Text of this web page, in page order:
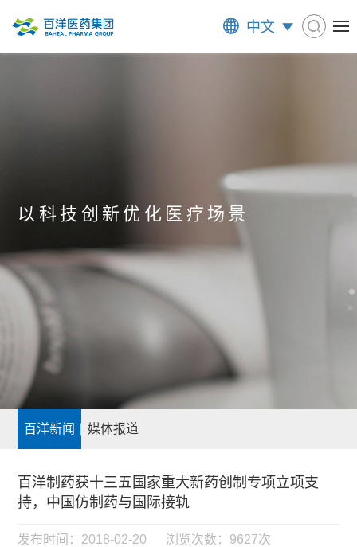
中文
以科技创新优化医疗场景
百洋新闻 媒体报道
百洋制药获十三五国家重大新药创制专项立项支
持，中国仿制药与国际接轨
发布时间：2018-02-20 浏览次数：9627次